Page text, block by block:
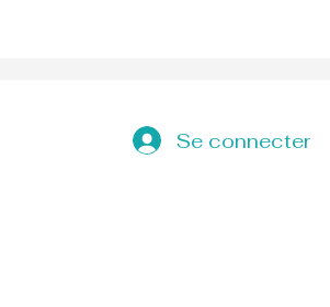
Se connecter